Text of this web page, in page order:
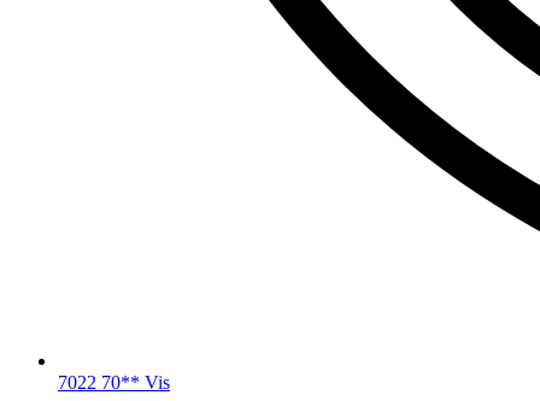
7022 70** Vis